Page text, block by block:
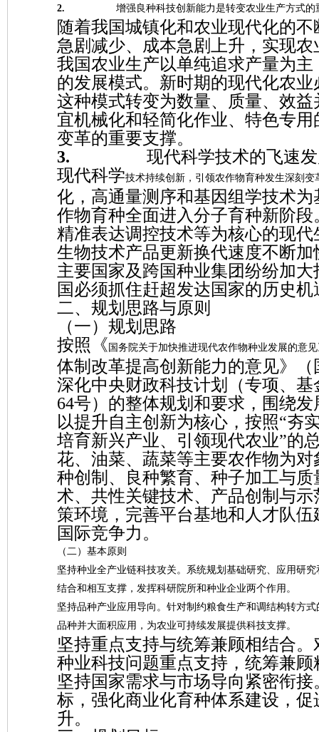
2. 增强良种科技创新能力是转变农业生产方式的
随着我国城镇化和农业现代化的
急剧减少、成本急剧上升，实现
我国农业生产以单纯追求产量为
的发展模式。新时期的现代化农
这种模式转变为数量、质量、效
宜机械化和轻简化作业、特色专
变革的重要支撑。
3. 现代科学技术的飞速
现代科学技术持续创新，引领农作物育种发生深刻变
化，高通量测序和基因组学技术
作物育种全面进入分子育种新阶
精准表达调控技术等为核心的现
生物技术产品更新换代速度不断
主要国家及跨国种业集团纷纷加
国必须抓住赶超发达国家的历史
二、规划思路与原则
（一）规划思路
按照《 国务院关于加快推进现代农作物种业发展的意
体制改革提高创新能力的意见》
深化中央财政科技计划（专项、
64号）的整体规划和要求，围绕
以提升自主创新为核心，按照“夯
培育新兴产业、引领现代农业”的
花、油菜、蔬菜等主要农作物为
种创制、良种繁育、种子加工与
术、共性关键技术、产品创制与
策环境，完善平台基地和人才队
国际竞争力。
（二）基本原则
坚持种业全产业链科技攻关。系统规划基础研究、应用研
结合和相互支撑，发挥科研院所和种业企业两个作用。
坚持品种产业应用导向。针对制约粮食生产和调结构转方
品种并大面积应用，为农业可持续发展提供科技支撑。
坚持重点支持与统筹兼顾相结合
种业科技问题重点支持，统筹兼
坚持国家需求与市场导向紧密衔
标，强化商业化育种体系建设，
升。